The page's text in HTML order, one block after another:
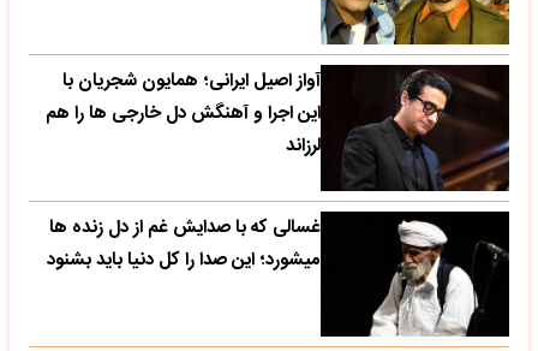
آواز اصیل ایرانی؛ همایون شجریان با
این اجرا و آهنگش دل خارجی ها را هم
لرزاند
غسالی که با صدایش غم از دل زنده ها
میشورد؛ این صدا را کل دنیا باید بشنود